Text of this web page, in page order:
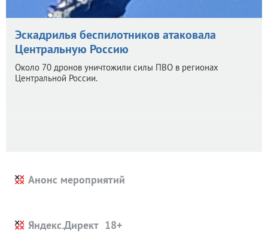
Эскадрилья беспилотников атаковала
Центральную Россию
Около 70 дронов уничтожили силы ПВО в регионах
Центральной России.
Анонс мероприятий
Яндекс.Директ